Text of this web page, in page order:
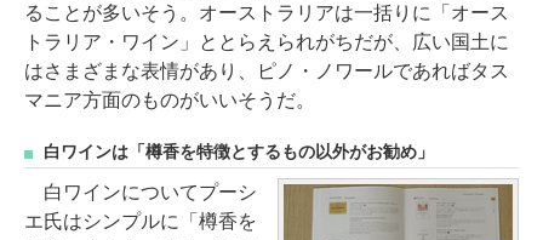
ることが多いそう。オーストラリアは一括りに「オース
トラリア・ワイン」ととらえられがちだが、広い国土に
はさまざまな表情があり、ピノ・ノワールであればタス
マニア方面のものがいいそうだ。
白ワインは「樽香を特徴とするもの以外がお勧め」
白ワインについてプーシ
エ氏はシンプルに「樽香を